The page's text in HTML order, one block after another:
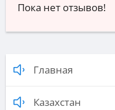
Пока нет отзывов!
Главная
Казахстан